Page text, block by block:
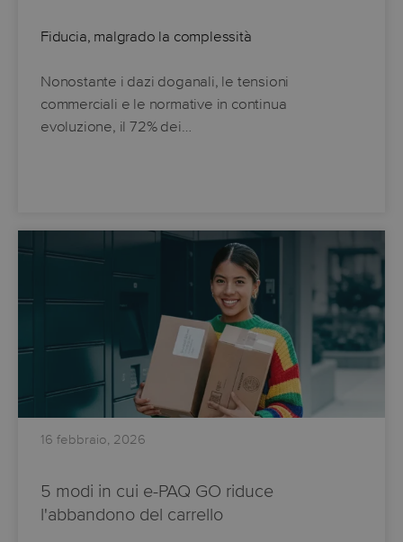
Fiducia, malgrado la complessità
Nonostante i dazi doganali, le tensioni
commerciali e le normative in continua
evoluzione, il 72% dei…
16 febbraio, 2026
5 modi in cui e-PAQ GO riduce
l'abbandono del carrello